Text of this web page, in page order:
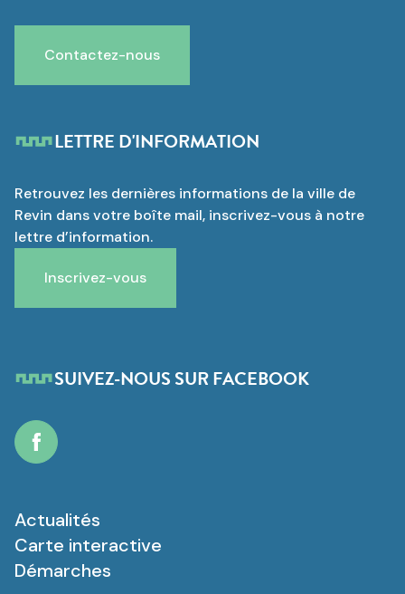
Contactez-nous
LETTRE D'INFORMATION
Retrouvez les dernières informations de la ville de
Revin dans votre boîte mail, inscrivez-vous à notre
lettre d’information.
Inscrivez-vous
SUIVEZ-NOUS SUR FACEBOOK
Actualités
Carte interactive
Démarches